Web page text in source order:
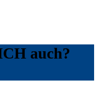
auch?